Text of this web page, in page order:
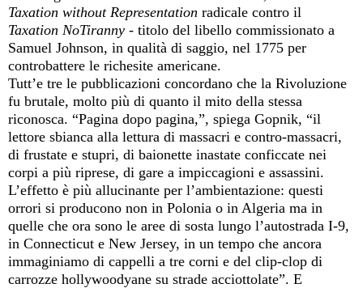
Taxation without Representation radicale contro il
Taxation NoTiranny - titolo del libello commissionato a
Samuel Johnson, in qualità di saggio, nel 1775 per
controbattere le richesite americane.
Tutt’e tre le pubblicazioni concordano che la Rivoluzione
fu brutale, molto più di quanto il mito della stessa
riconosca. “Pagina dopo pagina,”, spiega Gopnik, “il
lettore sbianca alla lettura di massacri e contro-massacri,
di frustate e stupri, di baionette inastate conficcate nei
corpi a più riprese, di gare a impiccagioni e assassini.
L’effetto è più allucinante per l’ambientazione: questi
orrori si producono non in Polonia o in Algeria ma in
quelle che ora sono le aree di sosta lungo l’autostrada I-9,
in Connecticut e New Jersey, in un tempo che ancora
immaginiamo di cappelli a tre corni e del clip-clop di
carrozze hollywoodyane su strade acciottolate”. E